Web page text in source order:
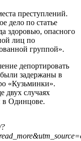
преступлений.
дело по статье
здоровью, опасного
лиц по
группой».
депортировать
задержаны в
«Кузьминки».
двух случаях
Одинцове.